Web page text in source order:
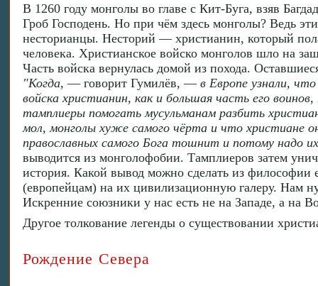
В 1260 году монголы во главе с Кит-Буга, взяв
Гроб Господень. Но при чём здесь монголы? Ведь
несторианцы. Несторий — христианин, который
человека. Христианское войско монголов шло на
Часть войска вернулась домой из похода.
"Когда, — говорит Гумилёв, — в Европе узнали,
войска христианин, как и большая часть его
тамплиеры помогать мусульманам разбить
мол, монголы хуже самого чёрта и что христиане
православных самого Бога тошнит и потому надо
выводится из монголофобии. Тамплиеров затем
история. Какой вывод можно сделать из философии
(европейцам) на их цивилизационную галеру. Нам
Искренние союзники у нас есть не на Западе, а на
Другое толкование легенды о существовании
Рождение Севера